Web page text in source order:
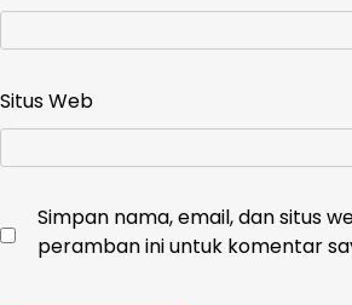
Situs Web
Simpan nama, email, dan situs
peramban ini untuk komentar